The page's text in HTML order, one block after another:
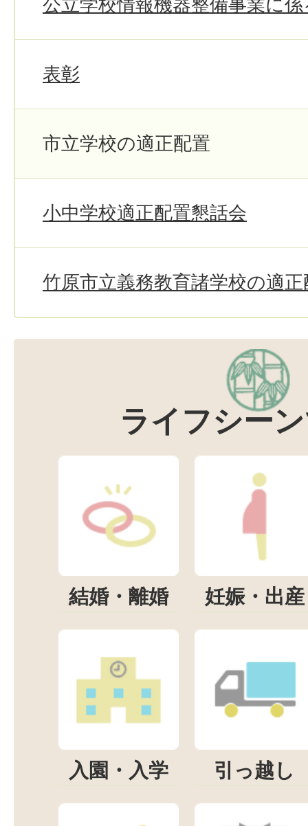
表彰
市立学校の適正配置
小中学校適正配置懇話会
竹原市立義務教育諸学校の適
ライフシー
結婚・離婚 妊娠・出産
入園・入学 引っ越し